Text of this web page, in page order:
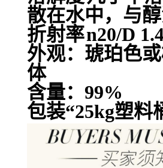
散在水中，与醇
折射率n20/D
外观：琥珀色
体
含量：99%
包装“25kg塑料